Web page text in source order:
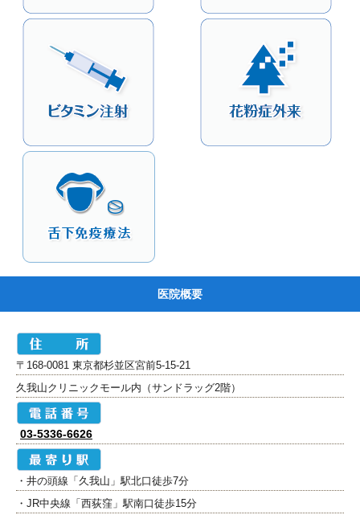
医院概要
〒168-0081 東京都杉並区宮前5-15-21
久我山クリニックモール内（サンドラッグ2階）
03-5336-6626
・井の頭線「久我山」駅北口徒歩7分
・JR中央線「西荻窪」駅南口徒歩15分